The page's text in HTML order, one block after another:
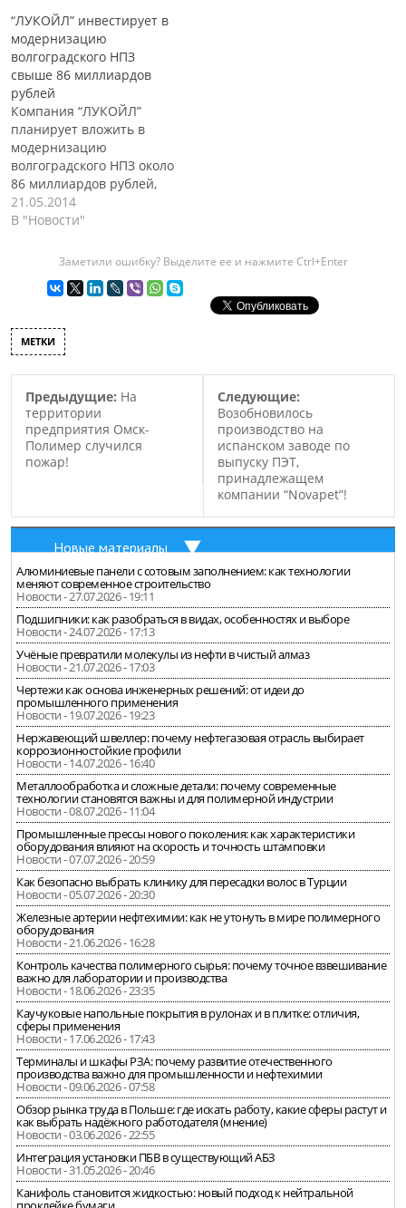
“ЛУКОЙЛ” инвестирует в
модернизацию
волгоградского НПЗ
свыше 86 миллиардов
рублей
Компания “ЛУКОЙЛ”
планирует вложить в
модернизацию
волгоградского НПЗ около
86 миллиардов рублей,
при этом уже в текущем
году, для этих целей,
миллиардов рублей. Об
этом сообщил президент
компании “ЛУКОЙЛ”
итогам визита на
волгоградское
планируют приступить
21.05.2014
В "Новости"
Заметили ошибку? Выделите ее и нажмите Ctrl+Enter
МЕТКИ
Предыдущие: На
территории
предприятия Омск-
Полимер случился
пожар!
Следующие:
Возобновилось
производство на
испанском заводе по
выпуску ПЭТ,
принадлежащем
компании “Novapet”!
Новые материалы
Алюминиевые панели с сотовым заполнением: как технологии
меняют современное строительство
Новости - 27.07.2026 - 19:11
Подшипники: как разобраться в видах, особенностях и выборе
Новости - 24.07.2026 - 17:13
Учёные превратили молекулы из нефти в чистый алмаз
Новости - 21.07.2026 - 17:03
Чертежи как основа инженерных решений: от идеи до
промышленного применения
Новости - 19.07.2026 - 19:23
Нержавеющий швеллер: почему нефтегазовая отрасль выбирает
коррозионностойкие профили
Новости - 14.07.2026 - 16:40
Металлообработка и сложные детали: почему современные
технологии становятся важны и для полимерной индустрии
Новости - 08.07.2026 - 11:04
Промышленные прессы нового поколения: как характеристики
оборудования влияют на скорость и точность штамповки
Новости - 07.07.2026 - 20:59
Как безопасно выбрать клинику для пересадки волос в Турции
Новости - 05.07.2026 - 20:30
Железные артерии нефтехимии: как не утонуть в мире полимерного
оборудования
Новости - 21.06.2026 - 16:28
Контроль качества полимерного сырья: почему точное взвешивание
важно для лаборатории и производства
Новости - 18.06.2026 - 23:35
Каучуковые напольные покрытия в рулонах и в плитке: отличия,
сферы применения
Новости - 17.06.2026 - 17:43
Терминалы и шкафы РЗА: почему развитие отечественного
производства важно для промышленности и нефтехимии
Новости - 09.06.2026 - 07:58
Обзор рынка труда в Польше: где искать работу, какие сферы растут и
как выбрать надёжного работодателя (мнение)
Новости - 03.06.2026 - 22:55
Интеграция установки ПБВ в существующий АБЗ
Новости - 31.05.2026 - 20:46
Канифоль становится жидкостью: новый подход к нейтральной